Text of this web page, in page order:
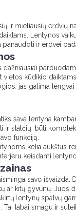
ir mieliausių erdvių
Lentynos
panaudoti ir erdvei
vietos kūdikio
jas galima
sava lentyna
ir stalčių, būti
funkciją.
kelia aukštus
keisdami
savo
ar kitų gyvūnų. Juos
lentynų spalvų
Tai labai smagu ir